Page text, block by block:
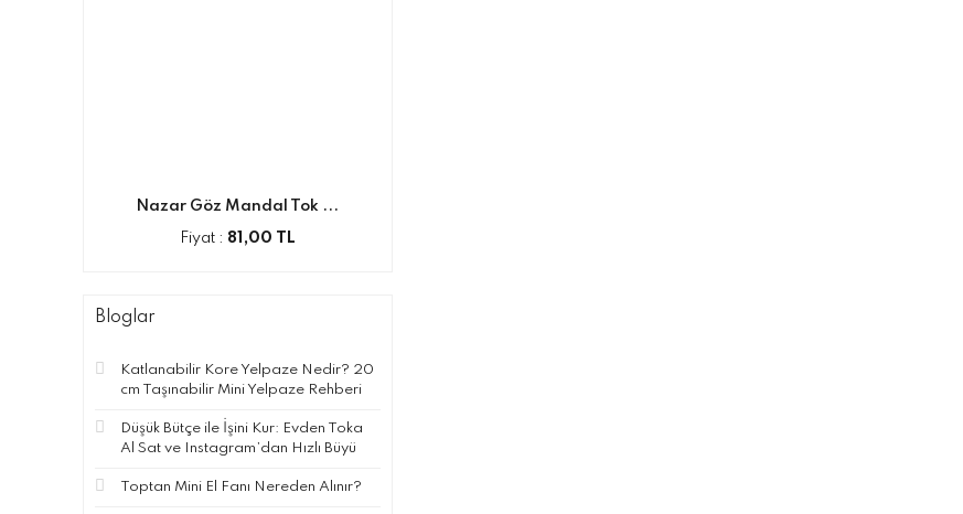
Nazar Göz Mandal Tok ...
Fiyat : 81,00 TL
Bloglar
Katlanabilir Kore Yelpaze Nedir? 20
cm Taşınabilir Mini Yelpaze Rehberi
Düşük Bütçe ile İşini Kur: Evden Toka
Al Sat ve Instagram’dan Hızlı Büyü
Toptan Mini El Fanı Nereden Alınır?